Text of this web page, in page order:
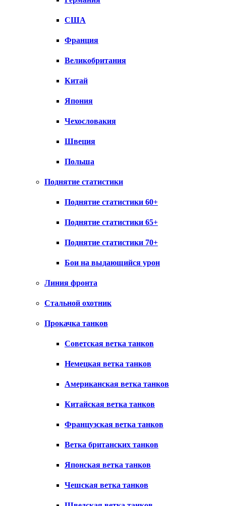
США
Франция
Великобритания
Китай
Япония
Чехословакия
Швеция
Польша
Поднятие статистики
Поднятие статистики 60+
Поднятие статистики 65+
Поднятие статистики 70+
Бои на выдающийся урон
Линия фронта
Стальной охотник
Прокачка танков
Советская ветка танков
Немецкая ветка танков
Американская ветка танков
Китайская ветка танков
Французская ветка танков
Ветка британских танков
Японская ветка танков
Чешская ветка танков